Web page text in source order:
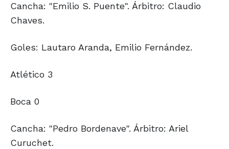
Cancha: "Emilio S. Puente". Árbitro: Claudio
Chaves.
Goles: Lautaro Aranda, Emilio Fernández.
Atlético 3
Boca 0
Cancha: "Pedro Bordenave". Árbitro: Ariel
Curuchet.